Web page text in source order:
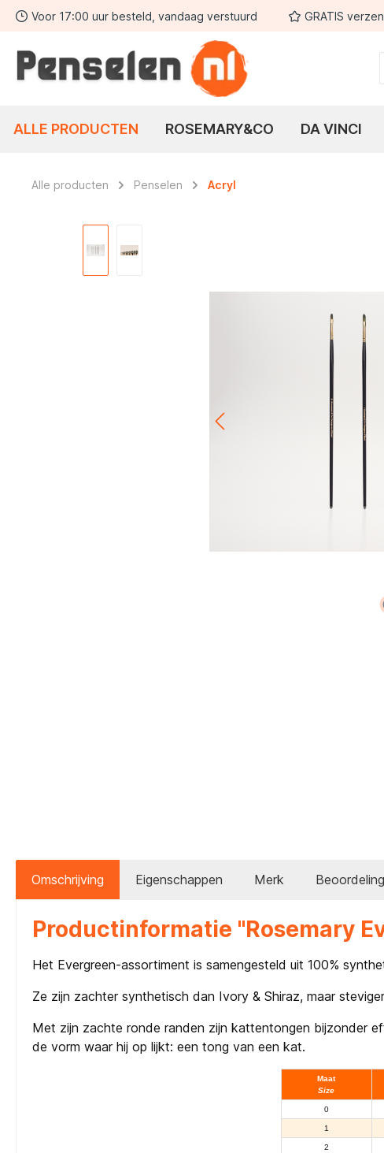
Ga naar de hoofdnavigatie
Voor 17:00 uur besteld, vandaag verstuurd GRATIS
ALLE PRODUCTEN ROSEMARY&CO DA VINCI
Alle producten Penselen Acryl
Omschrijving Eigenschappen Merk
Productinformatie "Rosemary
Het Evergreen-assortiment is samengesteld uit 100%
Ze zijn zachter synthetisch dan Ivory & Shiraz, maar
Met zijn zachte ronde randen zijn kattentongen bijzonder
de vorm waar hij op lijkt: een tong van een kat.
Maat
Size
0
1
2